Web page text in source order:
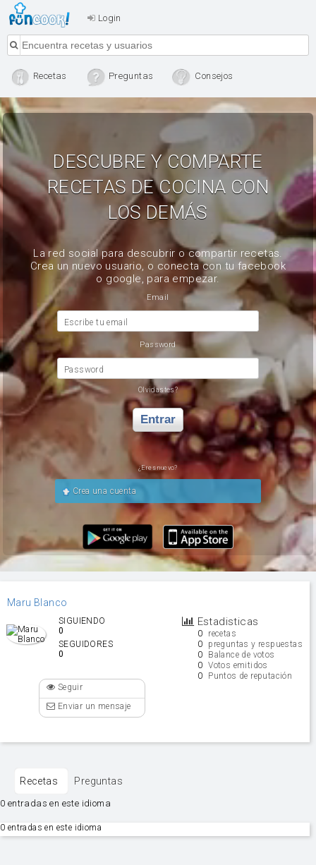
Login
Recetas Preguntas Consejos
DESCUBRE Y COMPARTE
RECETAS DE COCINA CON
LOS DEMÁS
La red social para descubrir o compartir recetas.
Crea un nuevo usuario, o conecta con tu facebook
o google, para empezar.
Email
Escribe tu email
Password
Password
Olvidastes?
Entrar
¿Eres nuevo?
Crea una cuenta
Maru Blanco
Estadisticas
0 recetas
0 preguntas y respuestas
0 Balance de votos
0 Votos emitidos
0 Puntos de reputación
SIGUIENDO
0
SEGUIDORES
0
Seguir
Enviar un mensaje
Recetas Preguntas
0 entradas en este idioma
0 entradas en este idioma